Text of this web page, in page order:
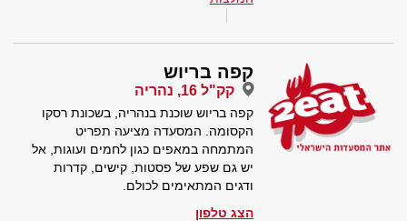
קפה בריוש
קק"ל 16, נהריה
קפה בריוש שוכנת בנהריה, בשכונת רסקו
הקסומה. המסעדה מציעה תפריט
המתמחה במאפים כגון לחמים ועוגות, אל
יש גם שפע של פסטות, קישים, קדרות
ודגים המתאימים לכולם.
הצג טלפון